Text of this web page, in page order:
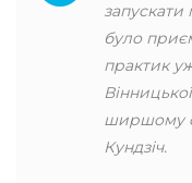
запускати
було
практик
ширшому
Кундзіч.